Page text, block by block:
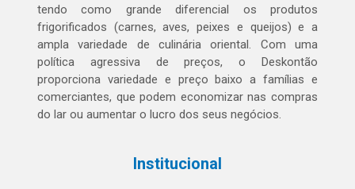
tendo como grande diferencial os produtos
frigorificados (carnes, aves, peixes e queijos) e a
ampla variedade de culinária oriental. Com uma
política agressiva de preços, o Deskontão
proporciona variedade e preço baixo a famílias e
comerciantes, que podem economizar nas compras
do lar ou aumentar o lucro dos seus negócios.
Institucional